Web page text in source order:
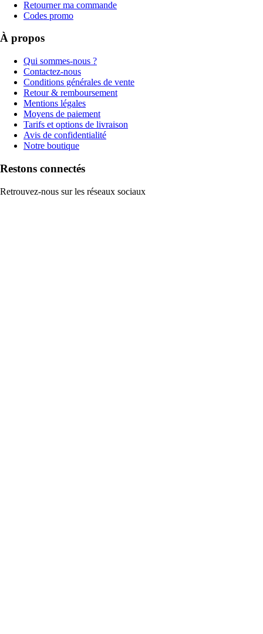
Retourner ma commande
Codes promo
À propos
Qui sommes-nous ?
Contactez-nous
Conditions générales de vente
Retour & remboursement
Mentions légales
Moyens de paiement
Tarifs et options de livraison
Avis de confidentialité
Notre boutique
Restons connectés
Retrouvez-nous sur les réseaux sociaux